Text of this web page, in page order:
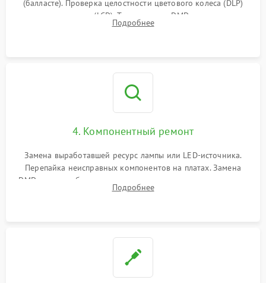
(балласте). Проверка целостности цветового колеса (DLP)
или поляризаторов (LCD). Тестирование DMD-чипа, датчиков
температуры и оптопар с помощью мультиметра и
Подробнее
4. Компонентный ремонт
Замена выработавшей ресурс лампы или LED-источника.
Перепайка неисправных компонентов на платах. Замена
DMD-чипа при битых пикселях, установка нового цветового
колеса или восстановление сгоревших поляризационных
Подробнее